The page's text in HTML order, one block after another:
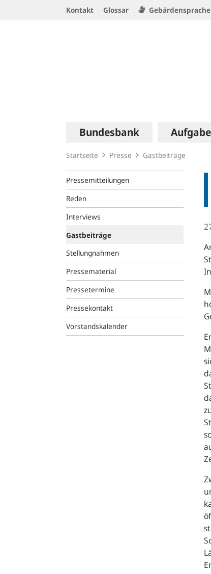
Kontakt Glossar Gebärdensprache
Hauptnavigation
Bundesbank
Startseite Presse Gastbeiträge
Pressemitteilungen
Reden
Interviews
Gastbeiträge
Stellungnahmen
Pressematerial
Pressetermine
Pressekontakt
Vorstandskalender